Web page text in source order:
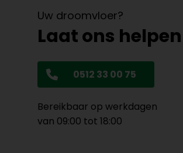
Uw droomvloer?
Laat ons
0512 33 00 75
Bereikbaar op werkdagen
van 09:00 tot 18:00